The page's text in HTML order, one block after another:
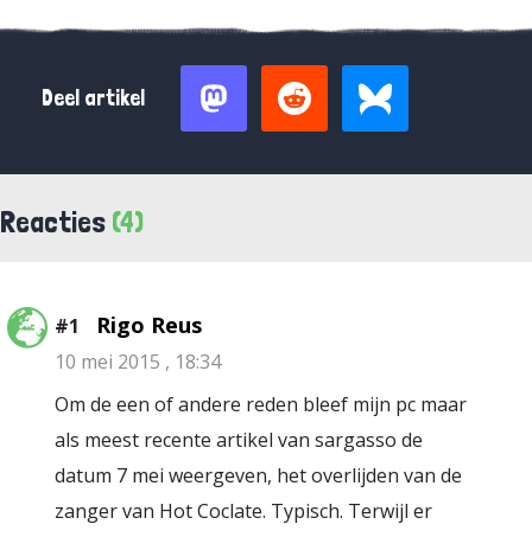
Deel artikel
Reacties (4)
#1 Rigo Reus
10 mei 2015 , 18:34
Om de een of andere reden bleef mijn pc maar
als meest recente artikel van sargasso de
datum 7 mei weergeven, het overlijden van de
zanger van Hot Coclate. Typisch. Terwijl er